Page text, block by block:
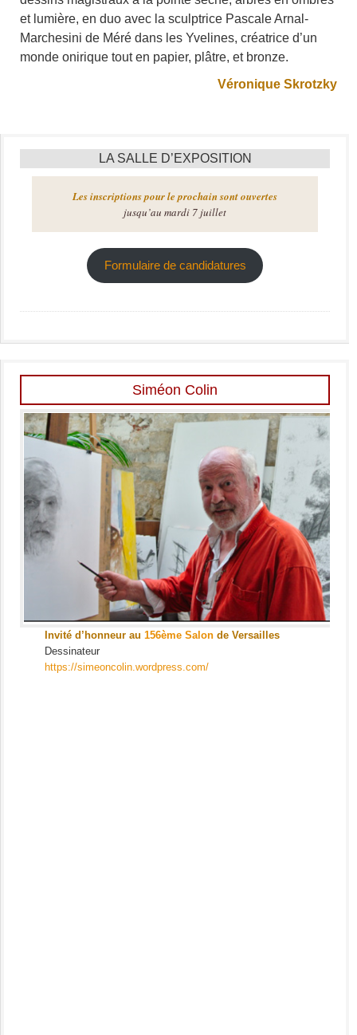
et lumière, en duo avec la sculptrice Pascale Arnal-
Marchesini de Méré dans les Yvelines, créatrice d’un
monde onirique tout en papier, plâtre, et bronze.
Véronique Skrotzky
LA SALLE D’EXPOSITION
Les inscriptions pour le prochain sont ouvertes
jusqu’au mardi 7 juillet
Formulaire de candidatures
Siméon Colin
Invité d’honneur au156ème Salon de Versailles
Dessinateur
https://simeoncolin.wordpress.com/